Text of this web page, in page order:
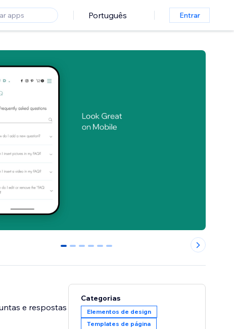
Português Entrar
0 1 2 3 4 5
e respostas
Categorias
Elementos de design
Templates de página